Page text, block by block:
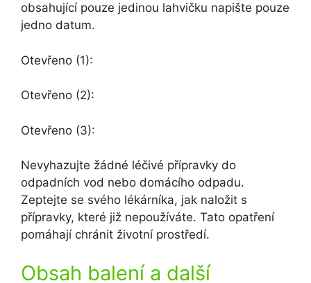
obsahující pouze jedinou lahvičku napište pouze
jedno datum.
Otevřeno (1):
Otevřeno (2):
Otevřeno (3):
Nevyhazujte žádné léčivé přípravky do
odpadních vod nebo domácího odpadu.
Zeptejte se svého lékárníka, jak naložit s
přípravky, které již nepoužíváte. Tato opatření
pomáhají chránit životní prostředí.
Obsah balení a další